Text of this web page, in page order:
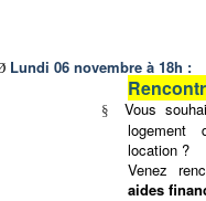
Lundi 06 novembre à 18h :
§ Vous
logement
location ?
Venez
aides